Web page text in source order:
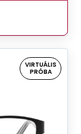
VIRTUÁLIS
PRÓBA